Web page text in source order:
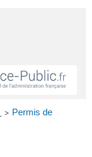
> Permis de